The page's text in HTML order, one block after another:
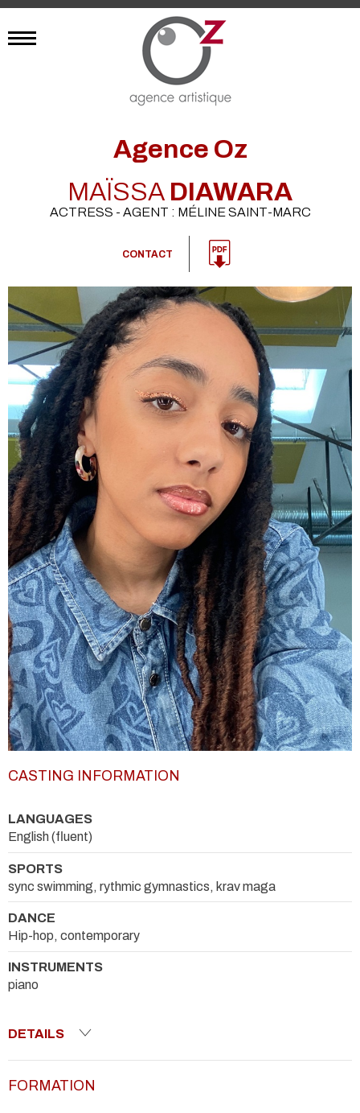
Agence Oz
MAÏSSA DIAWARA
ACTRESS - AGENT : MÉLINE SAINT-MARC
CONTACT
CASTING INFORMATION
LANGUAGES
English (fluent)
SPORTS
sync swimming, rythmic gymnastics, krav maga
DANCE
Hip-hop, contemporary
INSTRUMENTS
piano
DETAILS
FORMATION